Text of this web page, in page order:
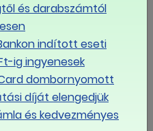
31 1
7 8
és darabszámtól
indított eseti
ig ingyenesek
dombornyomott
díját elengedjük
és kedvezményes